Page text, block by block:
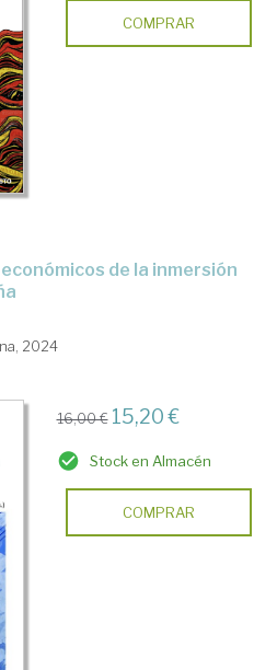
COMPRAR
2024
16,00 € 15,20 €
Stock en Almacén
COMPRAR